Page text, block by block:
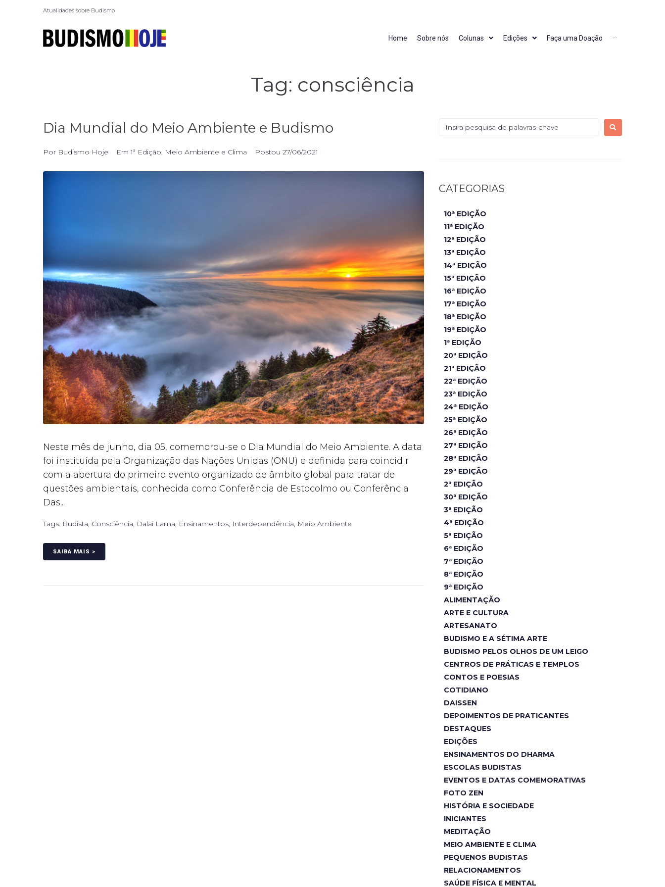
Atualidades sobre Budismo
Home Sobre nós Colunas Edições Faça uma Doação ···
Tag: consciência
Dia Mundial do Meio Ambiente e Budismo
Por Budismo Hoje Em1ª Edição, Meio Ambiente e Clima Postou 27/06/2021
Neste mês de junho, dia 05, comemorou-se o Dia Mundial do Meio Ambiente. A data
foi instituída pela Organização das Nações Unidas (ONU) e definida para coincidir
com a abertura do primeiro evento organizado de âmbito global para tratar de
questões ambientais, conhecida como Conferência de Estocolmo ou Conferência
Das...
Tags: Budista, Consciência, Dalai Lama, Ensinamentos, Interdependência, Meio Ambiente
SAIBA MAIS >
CATEGORIAS
10ª EDIÇÃO
11ª EDIÇÃO
12ª EDIÇÃO
13ª EDIÇÃO
14ª EDIÇÃO
15ª EDIÇÃO
16ª EDIÇÃO
17ª EDIÇÃO
18ª EDIÇÃO
19ª EDIÇÃO
1ª EDIÇÃO
20ª EDIÇÃO
21ª EDIÇÃO
22ª EDIÇÃO
23ª EDIÇÃO
24ª EDIÇÃO
25ª EDIÇÃO
26ª EDIÇÃO
27ª EDIÇÃO
28ª EDIÇÃO
29ª EDIÇÃO
2ª EDIÇÃO
30ª EDIÇÃO
3ª EDIÇÃO
4ª EDIÇÃO
5ª EDIÇÃO
6ª EDIÇÃO
7ª EDIÇÃO
8ª EDIÇÃO
9ª EDIÇÃO
ALIMENTAÇÃO
ARTE E CULTURA
ARTESANATO
BUDISMO E A SÉTIMA ARTE
BUDISMO PELOS OLHOS DE UM LEIGO
CENTROS DE PRÁTICAS E TEMPLOS
CONTOS E POESIAS
COTIDIANO
DAISSEN
DEPOIMENTOS DE PRATICANTES
DESTAQUES
EDIÇÕES
ENSINAMENTOS DO DHARMA
ESCOLAS BUDISTAS
EVENTOS E DATAS COMEMORATIVAS
FOTO ZEN
HISTÓRIA E SOCIEDADE
INICIANTES
MEDITAÇÃO
MEIO AMBIENTE E CLIMA
PEQUENOS BUDISTAS
RELACIONAMENTOS
SAÚDE FÍSICA E MENTAL